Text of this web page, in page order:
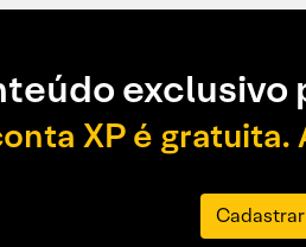
exclusivo
XP é gratuita.
Cadastrar